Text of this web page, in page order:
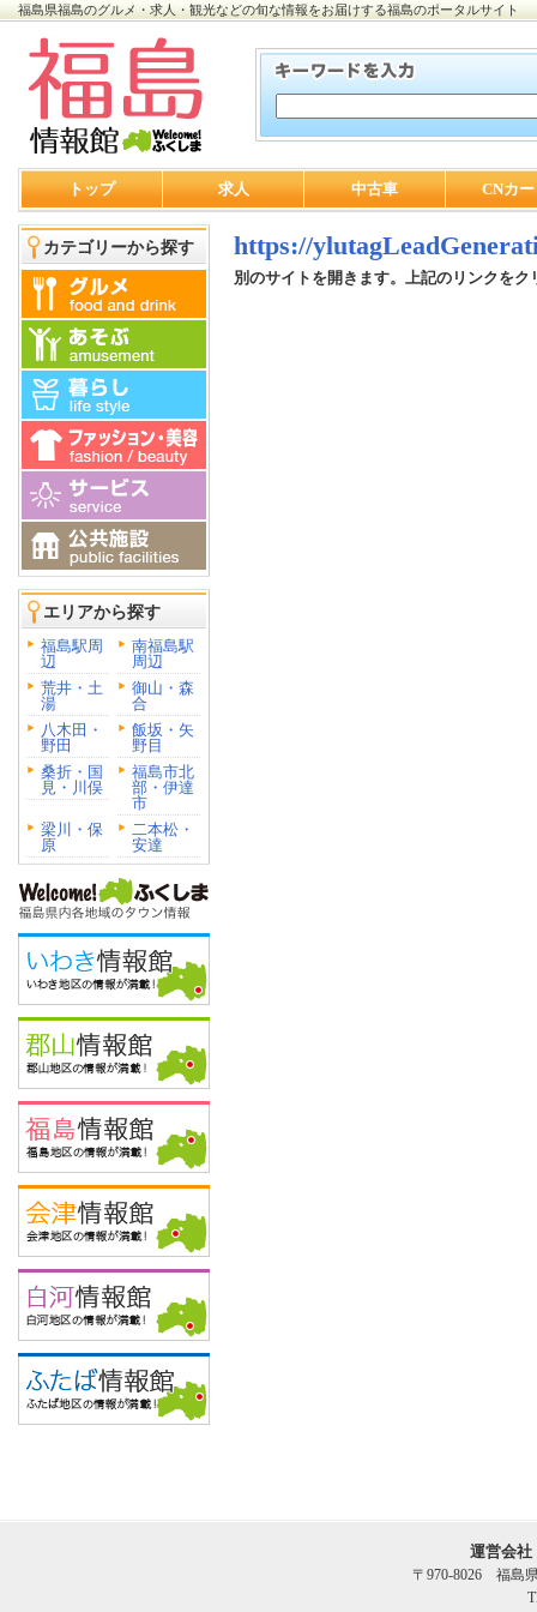
福島県福島のグルメ・求人・観光などの旬な情報をお届けする福島のポータルサイト
トップ 求人 中古車 CNカ
カテゴリーから探す
エリアから探す
福島駅周
辺
南福島駅
周辺
荒井・土
湯
御山・森
合
八木田・
野田
飯坂・矢
野目
桑折・国
見・川俣
福島市北
部・伊達
市
梁川・保
原
二本松・
安達
https://
別のサイトを開きます。上記のリンクをク
運営会
〒970-8026 福島